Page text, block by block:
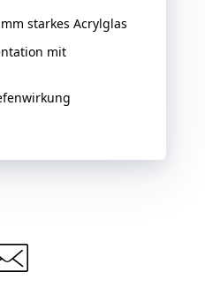
starkes Acrylglas
mit